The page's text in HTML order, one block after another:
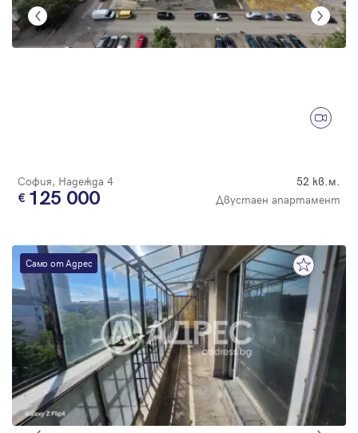
София, Надежда 4 52 кв.м.
125 000 Двустаен апартамент
Само от Адрес